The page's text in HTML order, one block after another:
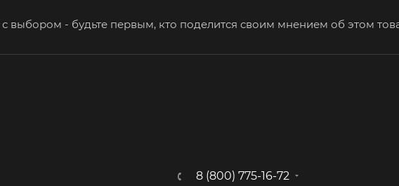
выбором - будьте первым, кто поделится своим мнением об этом
8 (800) 775-16-72